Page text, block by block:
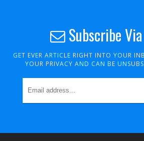
Subscribe
GET EVER ARTICLE RIGHT INTO YOUR
YOUR PRIVACY AND CAN BE